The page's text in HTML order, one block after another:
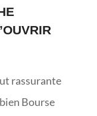
rassurante
Bourse